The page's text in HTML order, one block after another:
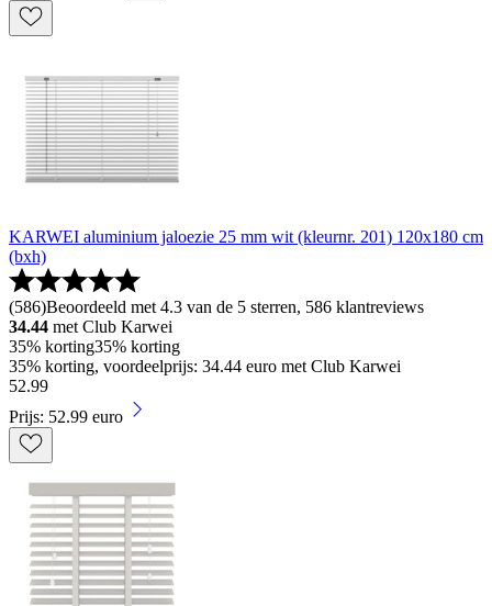
KARWEI aluminium jaloezie 25 mm wit (kleurnr. 201) 120x180 cm
(bxh)
(586)Beoordeeld met 4.3 van de 5 sterren, 586 klantreviews
34.44 met Club Karwei
35% korting35% korting
35% korting, voordeelprijs: 34.44 euro met Club Karwei
52.99
Prijs: 52.99 euro